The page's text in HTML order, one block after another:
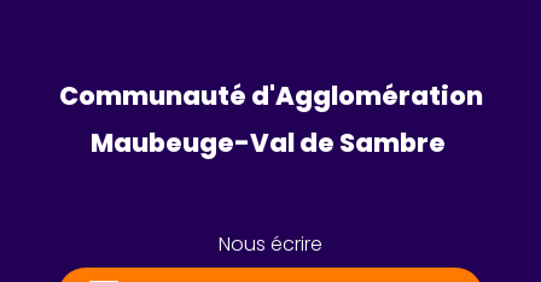
Communauté d'Agglomération
Maubeuge-Val de Sambre
Nous écrire